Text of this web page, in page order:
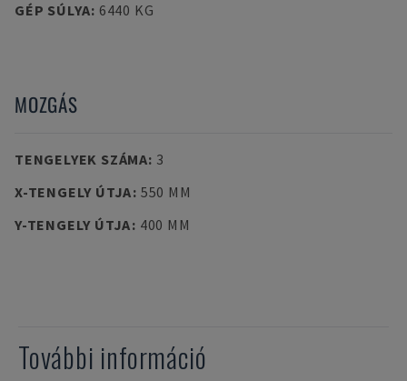
GÉP SÚLYA: 6440 KG
MOZGÁS
TENGELYEK SZÁMA: 3
X-TENGELY ÚTJA: 550 MM
Y-TENGELY ÚTJA: 400 MM
További információ